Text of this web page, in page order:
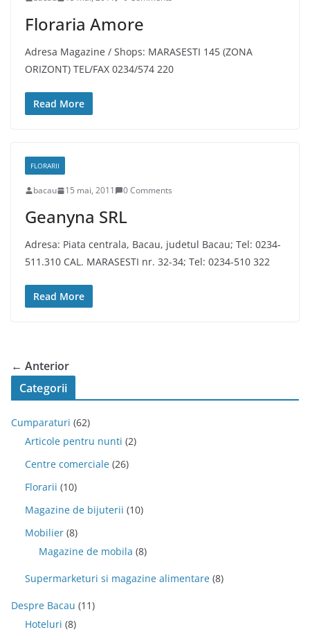
Floraria Amore
Adresa Magazine / Shops: MARASESTI 145 (ZONA
ORIZONT) TEL/FAX 0234/574 220
Read More
FLORARII
bacau 15 mai, 2011 0 Comments
Geanyna SRL
Adresa: Piata centrala, Bacau, judetul Bacau; Tel: 0234-
511.310 CAL. MARASESTI nr. 32-34; Tel: 0234-510 322
Read More
← Anterior
Categorii
Cumparaturi (62)
Articole pentru nunti (2)
Centre comerciale (26)
Florarii (10)
Magazine de bijuterii (10)
Mobilier (8)
Magazine de mobila (8)
Supermarketuri si magazine alimentare (8)
Despre Bacau (11)
Hoteluri (8)